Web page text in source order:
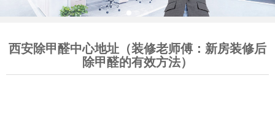
西安除甲醛中心地址（装修老师傅：新房装修后
除甲醛的有效方法）